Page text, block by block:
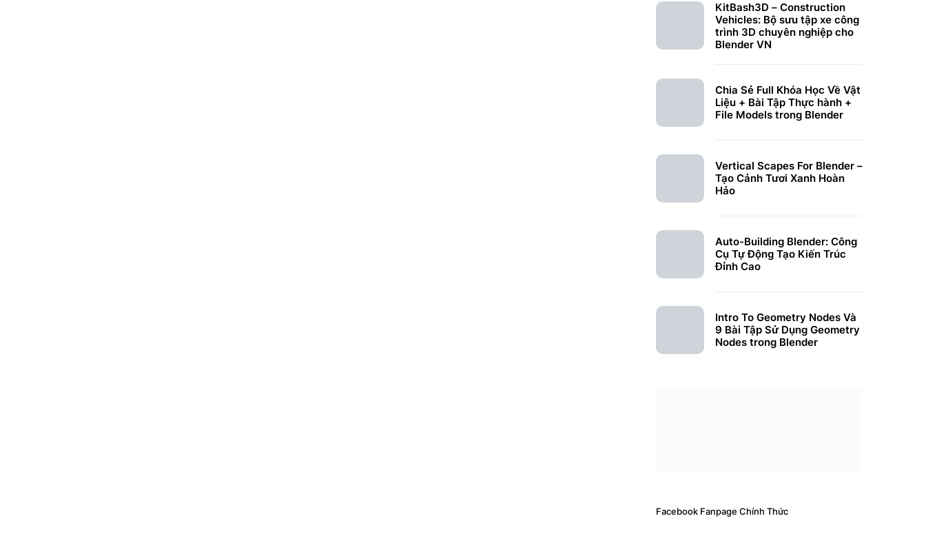
KitBash3D – Construction
Vehicles: Bộ sưu tập xe công
trình 3D chuyên nghiệp cho
Blender VN
Chia Sẻ Full Khóa Học Về Vật
Liệu + Bài Tập Thực hành +
File Models trong Blender
Vertical Scapes For Blender –
Tạo Cảnh Tươi Xanh Hoàn
Hảo
Auto-Building Blender: Công
Cụ Tự Động Tạo Kiến Trúc
Đỉnh Cao
Intro To Geometry Nodes Và
9 Bài Tập Sử Dụng Geometry
Nodes trong Blender
Facebook Fanpage Chính Thức